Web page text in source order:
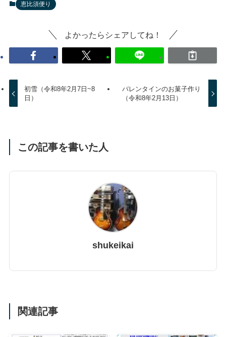
恵比須便り
よかったらシェアしてね！
初雪（令和8年2月7日~8
日）
バレンタインのお菓子作り
（令和8年2月13日）
この記事を書いた人
shukeikai
関連記事